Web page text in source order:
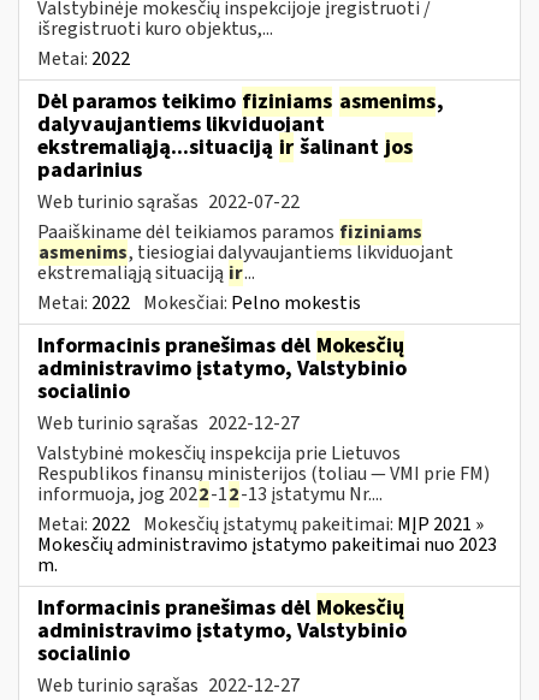
Valstybinėje mokesčių inspekcijoje įregistruoti /
išregistruoti kuro objektus,...
Metai: 2022
Dėl paramos teikimo fiziniams asmenims,
dalyvaujantiems likviduojant
ekstremaliąją...situaciją ir šalinant jos
padarinius
Web turinio sąrašas 2022-07-22
Paaiškiname dėl teikiamos paramos fiziniams
asmenims, tiesiogiai dalyvaujantiems likviduojant
ekstremaliąją situaciją ir...
Metai: 2022 Mokesčiai: Pelno mokestis
Informacinis pranešimas dėl Mokesčių
administravimo įstatymo, Valstybinio
socialinio
Web turinio sąrašas 2022-12-27
Valstybinė mokesčių inspekcija prie Lietuvos
Respublikos finansų ministerijos (toliau — VMI prie FM)
informuoja, jog 2022-12-13 įstatymu Nr....
Metai: 2022 Mokesčių įstatymų pakeitimai: MĮP 2021 »
Mokesčių administravimo įstatymo pakeitimai nuo 2023
m.
Informacinis pranešimas dėl Mokesčių
administravimo įstatymo, Valstybinio
socialinio
Web turinio sąrašas 2022-12-27